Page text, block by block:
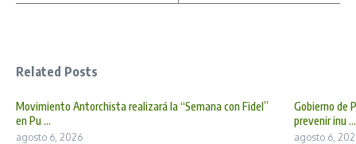
Related Posts
Movimiento Antorchista realizará la “Semana con Fidel”
en Pu ...
agosto 6, 2026
Gobierno de
prevenir inu ...
agosto 6,